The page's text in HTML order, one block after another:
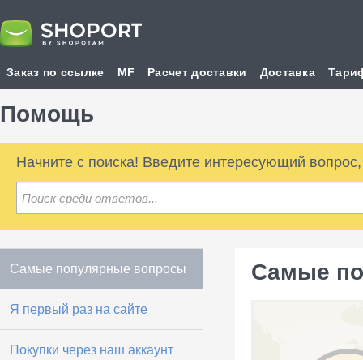
Заказ по ссылке MF Расчет доставки Доставка
Помощь
Начните с поиска! Введите интересующий
Самые популярные вопросы
Я первый раз на сайте
Покупки через наш аккаунт
Самые